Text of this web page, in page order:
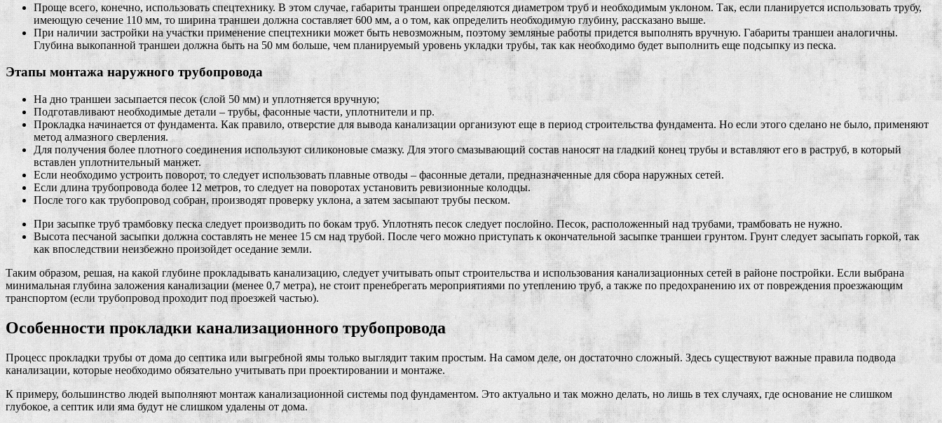
Проще всего, конечно, использовать спецтехнику. В этом случае, габариты траншеи определяются диаметром труб и необходимым уклоном. Так, если планируется использовать трубу,
имеющую сечение 110 мм, то ширина траншеи должна составляет 600 мм, а о том, как определить необходимую глубину, рассказано выше.
При наличии застройки на участки применение спецтехники может быть невозможным, поэтому земляные работы придется выполнять вручную. Габариты траншеи аналогичны.
Глубина выкопанной траншеи должна быть на 50 мм больше, чем планируемый уровень укладки трубы, так как необходимо будет выполнить еще подсыпку из песка.
Этапы монтажа наружного трубопровода
На дно траншеи засыпается песок (слой 50 мм) и уплотняется вручную;
Подготавливают необходимые детали – трубы, фасонные части, уплотнители и пр.
Прокладка начинается от фундамента. Как правило, отверстие для вывода канализации организуют еще в период строительства фундамента. Но если этого сделано не было, применяют
метод алмазного сверления.
Для получения более плотного соединения используют силиконовые смазку. Для этого смазывающий состав наносят на гладкий конец трубы и вставляют его в раструб, в который
вставлен уплотнительный манжет.
Если необходимо устроить поворот, то следует использовать плавные отводы – фасонные детали, предназначенные для сбора наружных сетей.
Если длина трубопровода более 12 метров, то следует на поворотах установить ревизионные колодцы.
После того как трубопровод собран, производят проверку уклона, а затем засыпают трубы песком.
При засыпке труб трамбовку песка следует производить по бокам труб. Уплотнять песок следует послойно. Песок, расположенный над трубами, трамбовать не нужно.
Высота песчаной засыпки должна составлять не менее 15 см над трубой. После чего можно приступать к окончательной засыпке траншеи грунтом. Грунт следует засыпать горкой, так
как впоследствии неизбежно произойдет оседание земли.
Таким образом, решая, на какой глубине прокладывать канализацию, следует учитывать опыт строительства и использования канализационных сетей в районе постройки. Если выбрана
минимальная глубина заложения канализации (менее 0,7 метра), не стоит пренебрегать мероприятиями по утеплению труб, а также по предохранению их от повреждения проезжающим
транспортом (если трубопровод проходит под проезжей частью).
Особенности прокладки канализационного трубопровода
Процесс прокладки трубы от дома до септика или выгребной ямы только выглядит таким простым. На самом деле, он достаточно сложный. Здесь существуют важные правила подвода
канализации, которые необходимо обязательно учитывать при проектировании и монтаже.
К примеру, большинство людей выполняют монтаж канализационной системы под фундаментом. Это актуально и так можно делать, но лишь в тех случаях, где основание не слишком
глубокое, а септик или яма будут не слишком удалены от дома.